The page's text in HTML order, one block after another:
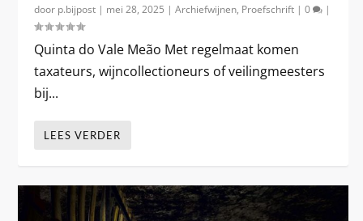
door p.bijpost | mei 28, 2025 |Archiefwijnen, Proefschrift |0 |
Quinta do Vale Meão Met regelmaat komen
taxateurs, wijncollectioneurs of veilingmeesters
bij...
LEES VERDER